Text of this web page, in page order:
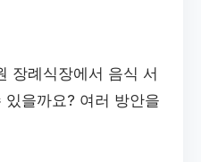
장례식장에서 음식 서
을까요? 여러 방안을